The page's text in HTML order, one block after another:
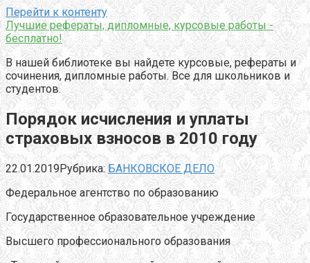
Перейти к контенту
Лучшие рефераты, дипломные, курсовые работы -
бесплатно!
В нашей библиотеке вы найдете курсовые, рефераты и
сочинения, дипломные работы. Все для школьников и
студентов.
Порядок исчисления и уплаты
страховых взносов в 2010 году
22.01.2019Рубрика: БАНКОВСКОЕ ДЕЛО
Федеральное агентство по образованию
Государственное образовательное учреждение
Высшего профессионального образования